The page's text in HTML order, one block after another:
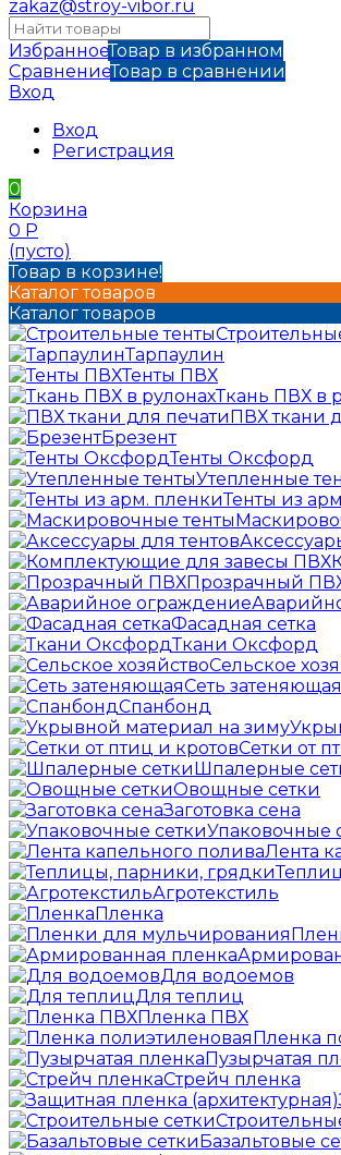
zakaz@stroy-vibor.ru
ИзбранноеТовар в избранном
СравнениеТовар в сравнении
Вход
Вход
Регистрация
0
Корзина
0 Р
(пусто)
Товар в корзине!
Каталог товаров
Каталог товаров
Тарпаулин
Тенты ПВХ
Ткань ПВХ в
ПВХ ткани
Брезент
Тенты Оксфорд
Утепленные
Тенты из
Прозрачный
Фасадная сетка
Ткани Оксфорд
Сельское
Сеть затеняющая
Спанбонд
Сетки от
Шпалерные
Овощные сетки
Заготовка сена
Упаковочные
Лента
Агротекстиль
Пленка
Для водоемов
Для теплиц
Пленка ПВХ
Пленка
Пузырчатая
Cтрейч пленка
Базальтовые